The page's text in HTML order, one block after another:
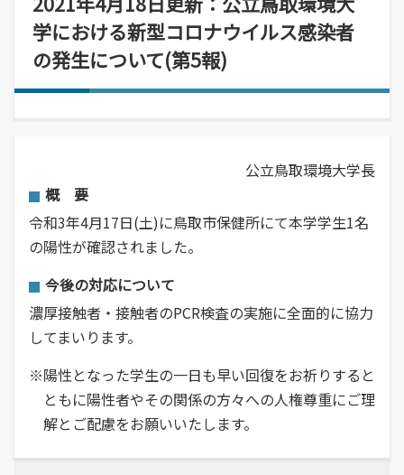
環境問題･環境教育への取り組み
広報誌・刊行物
SNS(ソーシャル・メディア)公式アカウント一覧
交通アクセス・周辺マップ
公立鳥取環境大学の地域連携の取り組み
をご案内、ご紹介します。
人間形成
教育センター
持続的社会を実現できる高度専門職業人
を養成
進学相談会
アルバイトの紹介
学納金、授業料減免・奨学金等
学費、入学料についてご案内
学内企業説明会の申し込み
求人の申し込み
高校教員
一般・企業の方
学における新型コロナウイルス感染者
の発生について(第5報)
公立鳥取環境大学長
概 要
令和3年4月17日(土)に鳥取市保健所にて本学学生1名
の陽性が確認されました。
今後の対応について
濃厚接触者・接触者のPCR検査の実施に全面的に協力
してまいります。
※陽性となった学生の一日も早い回復をお祈りすると
ともに陽性者やその関係の方々への人権尊重にご理
解とご配慮をお願いいたします。